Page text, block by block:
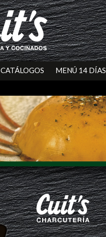
CATÁLOGOS MENÚ 14 DÍAS